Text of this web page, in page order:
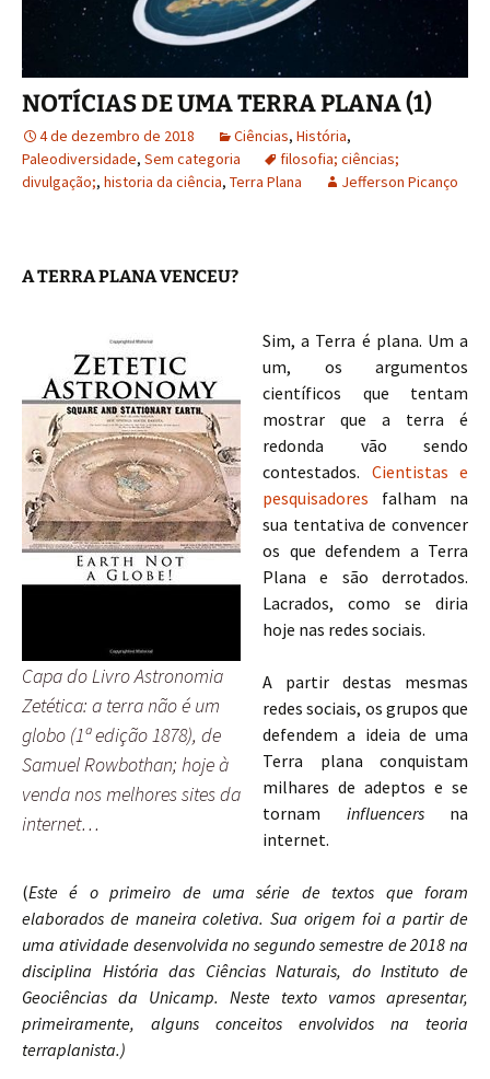
NOTÍCIAS DE UMA TERRA PLANA (1)
4 de dezembro de 2018 Ciências, História,
Paleodiversidade, Sem categoria
filosofia; ciências;
divulgação;, historia da ciência, Terra Plana Jefferson Picanço
A TERRA PLANA VENCEU?
Capa do Livro Astronomia
Zetética: a terra não é um
globo (1ª edição 1878), de
Samuel Rowbothan; hoje à
venda nos melhores sites da
internet…
Sim, a Terra é plana. Um a
um, os argumentos
científicos que tentam
mostrar que a terra é
redonda vão sendo
contestados. Cientistas e
pesquisadores falham na
sua tentativa de convencer
os que defendem a Terra
Plana e são derrotados.
Lacrados, como se diria
hoje nas redes sociais.
A partir destas mesmas
redes sociais, os grupos que
defendem a ideia de uma
Terra plana conquistam
milhares de adeptos e se
tornam influencersna
internet.
(Este é o primeiro de uma série de textos que foram
elaborados de maneira coletiva. Sua origem foi a partir de
uma atividade desenvolvida no segundo semestre de 2018 na
disciplina História das Ciências Naturais, do Instituto de
Geociências da Unicamp. Neste texto vamos apresentar,
primeiramente, alguns conceitos envolvidos na teoria
terraplanista.)